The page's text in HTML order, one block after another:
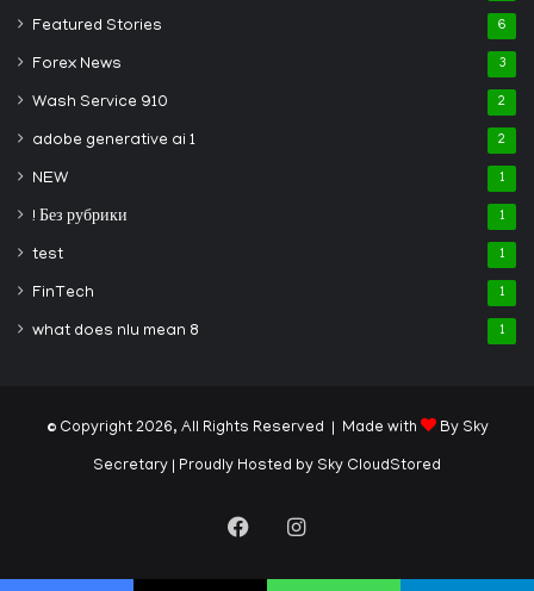
Featured Stories 6
Forex News 3
Wash Service 910 2
adobe generative ai 1 2
NEW 1
! Без рубрики 1
test 1
FinTech 1
what does nlu mean 8 1
© Copyright 2026, All Rights Reserved | Made with By Sky
Secretary | Proudly Hosted by Sky CloudStored
FacebookInstagram